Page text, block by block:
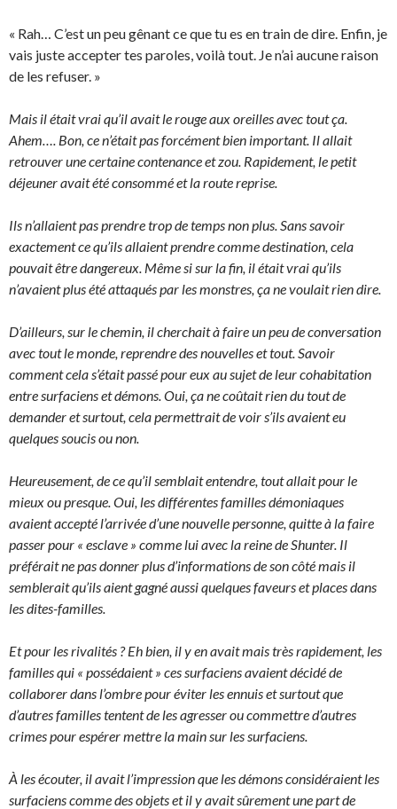
« Rah… C’est un peu gênant ce que tu es en train de dire. Enfin, je
vais juste accepter tes paroles, voilà tout. Je n’ai aucune raison
de les refuser. »
Mais il était vrai qu’il avait le rouge aux oreilles avec tout ça.
Ahem…. Bon, ce n’était pas forcément bien important. Il allait
retrouver une certaine contenance et zou. Rapidement, le petit
déjeuner avait été consommé et la route reprise.
Ils n’allaient pas prendre trop de temps non plus. Sans savoir
exactement ce qu’ils allaient prendre comme destination, cela
pouvait être dangereux. Même si sur la fin, il était vrai qu’ils
n’avaient plus été attaqués par les monstres, ça ne voulait rien dire.
D’ailleurs, sur le chemin, il cherchait à faire un peu de conversation
avec tout le monde, reprendre des nouvelles et tout. Savoir
comment cela s’était passé pour eux au sujet de leur cohabitation
entre surfaciens et démons. Oui, ça ne coûtait rien du tout de
demander et surtout, cela permettrait de voir s’ils avaient eu
quelques soucis ou non.
Heureusement, de ce qu’il semblait entendre, tout allait pour le
mieux ou presque. Oui, les différentes familles démoniaques
avaient accepté l’arrivée d’une nouvelle personne, quitte à la faire
passer pour « esclave » comme lui avec la reine de Shunter. Il
préférait ne pas donner plus d’informations de son côté mais il
semblerait qu’ils aient gagné aussi quelques faveurs et places dans
les dites-familles.
Et pour les rivalités ? Eh bien, il y en avait mais très rapidement, les
familles qui « possédaient » ces surfaciens avaient décidé de
collaborer dans l’ombre pour éviter les ennuis et surtout que
d’autres familles tentent de les agresser ou commettre d’autres
crimes pour espérer mettre la main sur les surfaciens.
À les écouter, il avait l’impression que les démons considéraient les
surfaciens comme des objets et il y avait sûrement une part de